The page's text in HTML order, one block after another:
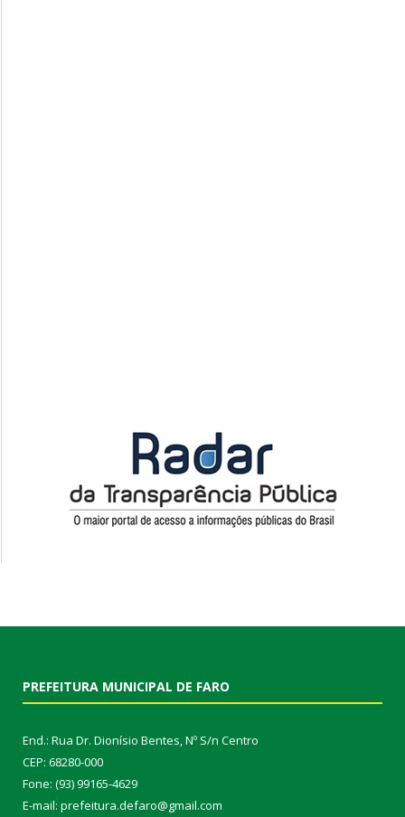
PREFEITURA MUNICIPAL DE FARO
End.: Rua Dr. Dionísio Bentes, Nº S/n Centro
CEP: 68280-000
Fone: (93) 99165-4629
E-mail: prefeitura.defaro@gmail.com